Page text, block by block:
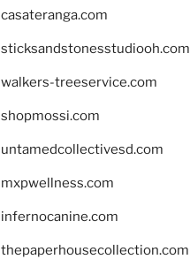
casateranga.com
sticksandstonesstudiooh.com
walkers-treeservice.com
shopmossi.com
untamedcollectivesd.com
mxpwellness.com
infernocanine.com
thepaperhousecollection.com